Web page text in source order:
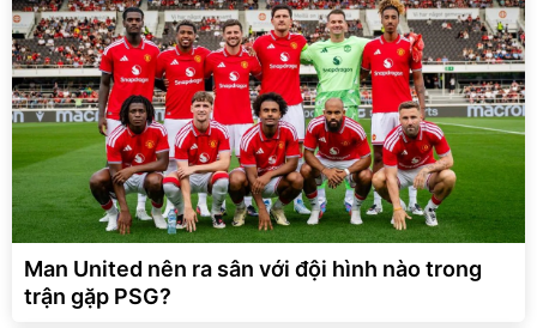
Man United nên ra sân với đội hình nào trong
trận gặp PSG?